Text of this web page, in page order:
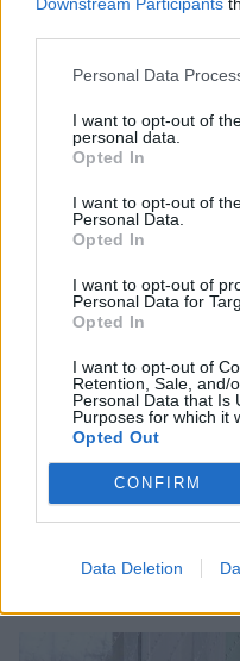
Personal Data
I want to opt-out of
personal data.
Opted In
I want to opt-out of
Personal Data.
Opted In
I want to opt-out of
Personal Data for
Opted In
I want to opt-out of
Retention, Sale, and/
Personal Data that Is
Purposes for which it
Opted Out
CONFIRM
Data Deletion
procese pati
rezultato viziją
„sunkioji artilerija“
padedantis
antraeilių žaliavų.
pasiskirstome
dirbiniais – rūsys, o
– pasakoja
vainikuoti
draugų ir pažįstamų
kūrybą į